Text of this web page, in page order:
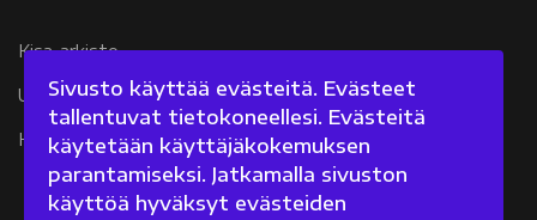
Kisa-arkisto
Uutisarkisto 2007-2011
Kolumniarkisto 2007-2011
Sivusto käyttää evästeitä. Evästeet
tallentuvat tietokoneellesi. Evästeitä
käytetään käyttäjäkokemuksen
parantamiseksi. Jatkamalla sivuston
käyttöä hyväksyt evästeiden